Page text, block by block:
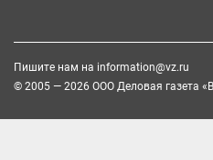
Пишите нам на information@vz.ru
© 2005 — 2026 ООО Деловая газета